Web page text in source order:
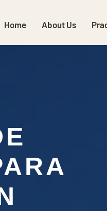
Home About Us